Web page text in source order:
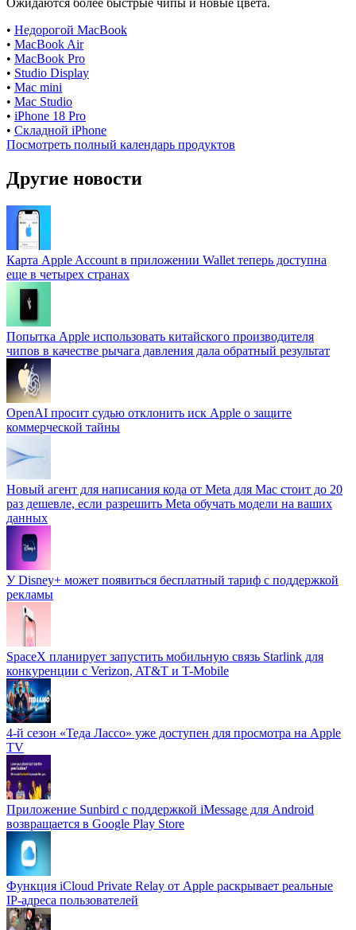
Ожидаются более быстрые чипы и новые цвета.
• Недорогой MacBook
• MacBook Air
• MacBook Pro
• Studio Display
• Mac mini
• Mac Studio
• iPhone 18 Pro
• Складной iPhone
Посмотреть полный календарь продуктов
Другие новости
Карта Apple Account в приложении Wallet теперь доступна
еще в четырех странах
Попытка Apple использовать китайского производителя
чипов в качестве рычага давления дала обратный результат
OpenAI просит судью отклонить иск Apple о защите
коммерческой тайны
Новый агент для написания кода от Meta для Mac стоит до 20
раз дешевле, если разрешить Meta обучать модели на ваших
данных
У Disney+ может появиться бесплатный тариф с поддержкой
рекламы
SpaceX планирует запустить мобильную связь Starlink для
конкуренции с Verizon, AT&T и T-Mobile
4-й сезон «Теда Лассо» уже доступен для просмотра на Apple
TV
Приложение Sunbird с поддержкой iMessage для Android
возвращается в Google Play Store
Функция iCloud Private Relay от Apple раскрывает реальные
IP-адреса пользователей